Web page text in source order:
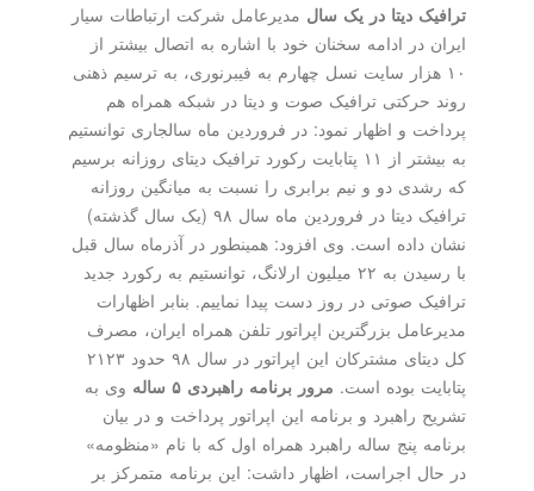
ترافیک دیتا در یک سال مدیرعامل شرکت ارتباطات سیار
ایران در ادامه سخنان خود با اشاره به اتصال بیشتر از
۱۰ هزار سایت نسل چهارم به فیبرنوری، به ترسیم ذهنی
روند حرکتی ترافیک صوت و دیتا در شبکه همراه هم
پرداخت و اظهار نمود: در فروردین ماه سالجاری توانستیم
به بیشتر از ۱۱ پتابایت رکورد ترافیک دیتای روزانه برسیم
که رشدی دو و نیم برابری را نسبت به میانگین روزانه
ترافیک دیتا در فروردین ماه سال ۹۸ (یک سال گذشته)
نشان داده است. وی افزود: همینطور در آذرماه سال قبل
با رسیدن به ۲۲ میلیون ارلانگ، توانستیم به رکورد جدید
ترافیک صوتی در روز دست پیدا نماییم. بنابر اظهارات
مدیرعامل بزرگترین اپراتور تلفن همراه ایران، مصرف
کل دیتای مشترکان این اپراتور در سال ۹۸ حدود ۲۱۲۳
پتابایت بوده است.مرور برنامه راهبردی ۵ ساله
وی به
تشریح راهبرد و برنامه این اپراتور پرداخت و در بیان
برنامه پنج ساله راهبرد همراه اول که با نام «منظومه»
در حال اجراست، اظهار داشت: این برنامه متمرکز بر